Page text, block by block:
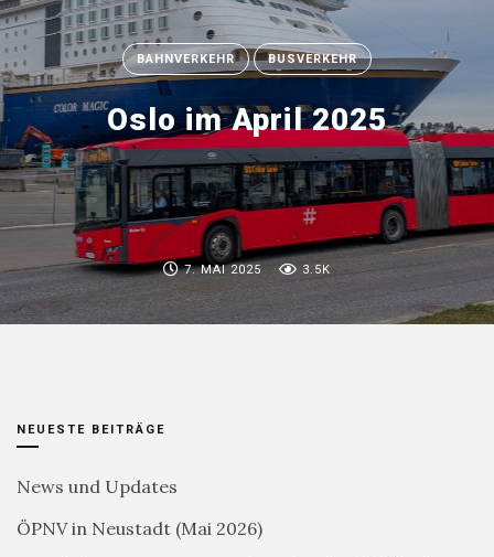
BAHNVERKEHR BUSVERKEHR
Oslo im April 2025
7. MAI 2025 3.5K
NEUESTE BEITRÄGE
News und Updates
ÖPNV in Neustadt (Mai 2026)